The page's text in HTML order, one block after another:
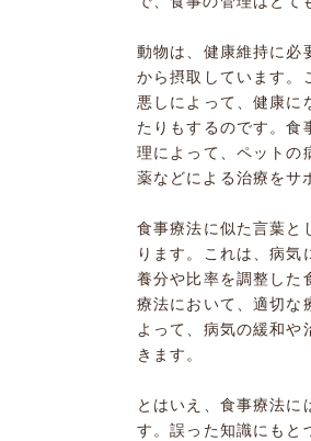
動物は、健康維持に必
から摂取しています。
悪しによって、健康に
たりもするのです。食
理によって、ペットの
薬などによる治療をサ
食事療法に似た言葉と
ります。これは、病気
養分や比率を調整した
療法において、適切な
よって、病気の緩和や
きます。
とはいえ、食事療法に
す。誤った知識にもと